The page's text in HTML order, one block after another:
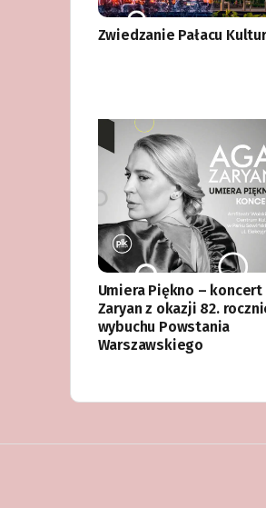
Zwiedzanie Pałacu
Umiera Piękno – koncert
Zaryan z okazji 82.
wybuchu Powstania
Warszawskiego